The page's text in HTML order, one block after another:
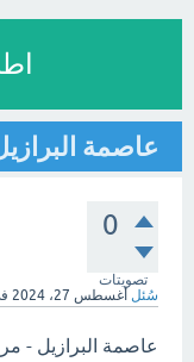
عاصمة
0
تصويتات
سُئل أغسطس 27، 2024
عاصمة البرازيل -